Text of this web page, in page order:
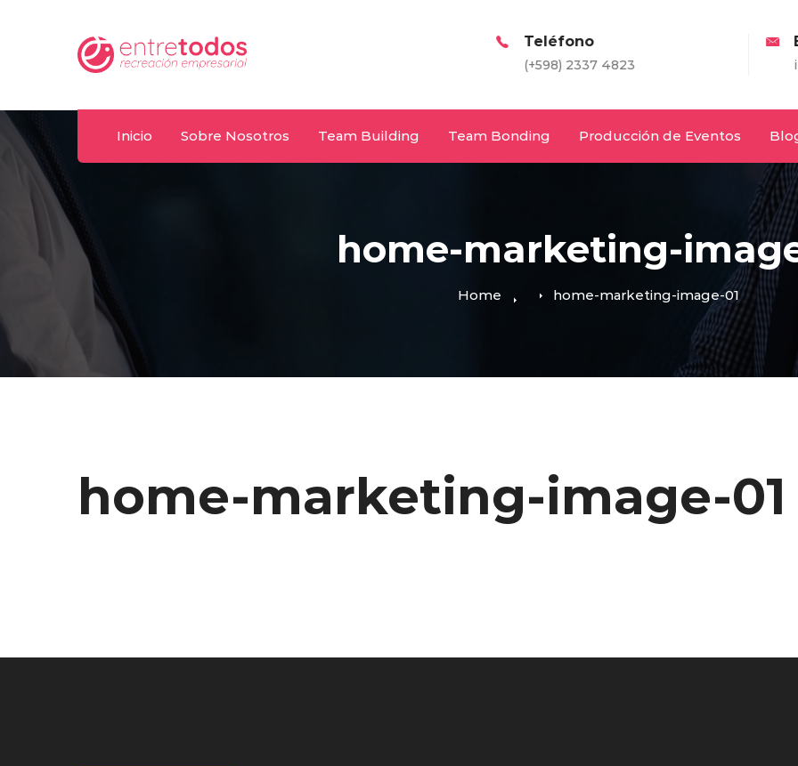
Whatsapp
092 487 198
Inicio Sobre Nosotros Team Building Team Bonding Producción de Eventos
home-marketing-
Home home-marketing-image-01
home-marketing-image-01